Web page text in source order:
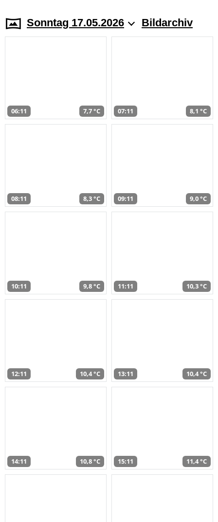
Sonntag 17.05.2026 Bildarchiv
06:11 7,7 °C 07:11 8,1 °C
08:11 8,3 °C 09:11 9,0 °C
10:11 9,8 °C 11:11 10,3 °C
12:11 10,4 °C 13:11 10,4 °C
14:11 10,8 °C 15:11 11,4 °C